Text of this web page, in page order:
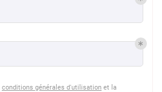
conditions générales d'utilisation et la